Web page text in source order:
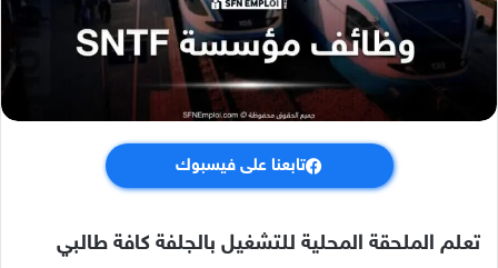
تابعنا على فيسبوك
تعلم الملحقة المحلية للتشغيل بالجلفة كافة طالبي